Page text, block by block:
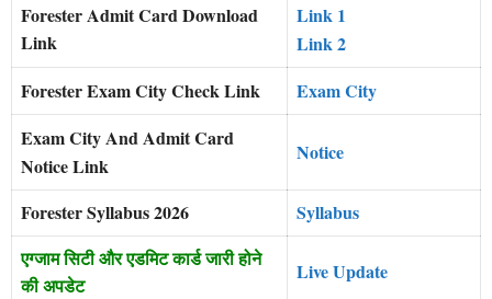
Forester Admit Card Download
Link
Link 1
Link 2
Forester Exam City Check Link
Exam City
Exam City And Admit Card
Notice Link
Notice
Forester Syllabus 2026
Syllabus
एग्जाम सिटी और एडमिट कार्ड जारी होने
की अपडेट
Live Update